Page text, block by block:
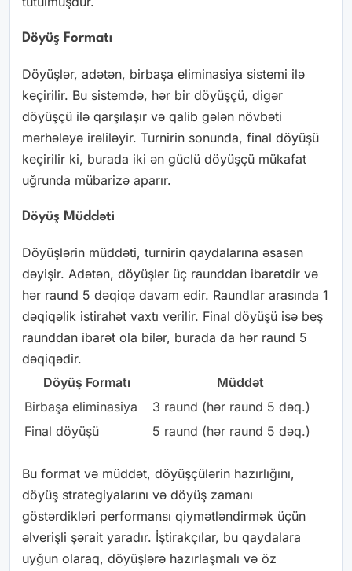
Döyüş Formatı
Döyüşlər, adətən, birbaşa eliminasiya sistemi ilə
keçirilir. Bu sistemdə, hər bir döyüşçü, digər
döyüşçü ilə qarşılaşır və qalib gələn növbəti
mərhələyə irəliləyir. Turnirin sonunda, final döyüşü
keçirilir ki, burada iki ən güclü döyüşçü mükafat
uğrunda mübarizə aparır.
Döyüş Müddəti
Döyüşlərin müddəti, turnirin qaydalarına əsasən
dəyişir. Adətən, döyüşlər üç raunddan ibarətdir və
hər raund 5 dəqiqə davam edir. Raundlar arasında 1
dəqiqəlik istirahət vaxtı verilir. Final döyüşü isə beş
raunddan ibarət ola bilər, burada da hər raund 5
dəqiqədir.
Döyüş Formatı
Müddət
Birbaşa eliminasiya
3 raund (hər raund 5 dəq.)
Final döyüşü
5 raund (hər raund 5 dəq.)
Bu format və müddət, döyüşçülərin hazırlığını,
döyüş strategiyalarını və döyüş zamanı
göstərdikləri performansı qiymətləndirmək üçün
əlverişli şərait yaradır. İştirakçılar, bu qaydalara
uyğun olaraq, döyüşlərə hazırlaşmalı və öz